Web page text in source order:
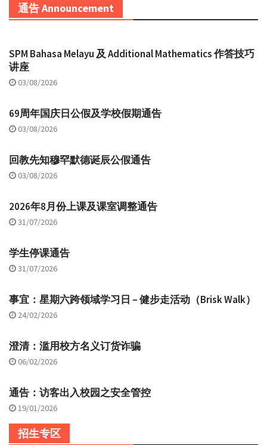
通告 Announcement
SPM Bahasa Melayu 及 Additional Mathematics 作答技巧
讲座
03/08/2026
69周年国庆日公假及学校假期通告
03/08/2026
回教先知穆罕默德诞辰公假通告
03/08/2026
2026年8月份上课及课室调整通告
31/07/2026
学生停课通告
31/07/2026
事宜：星期六跨领域学习日 – 健步走活动（Brisk Walk）
24/02/2026
澄清：滥用校方名义订货诈骗
06/02/2026
通告：访客出入校园之安全管控
19/01/2026
招生专区